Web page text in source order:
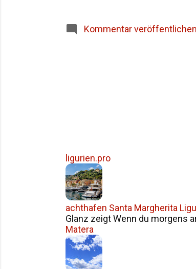
Kommentar veröffentlichen
ligurien.pro
achthafen Santa Margherita
Glanz zeigt Wenn du morgens
Matera